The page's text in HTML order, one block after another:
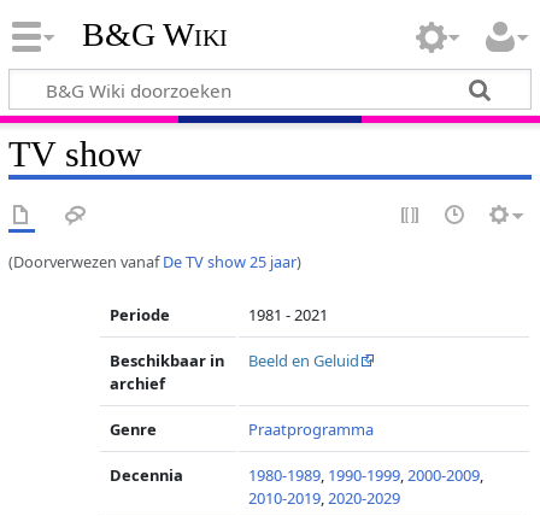
B&G Wiki
TV show
(Doorverwezen vanafDe TV show 25 jaar)
Periode 1981 - 2021
Beschikbaar in
archief
Beeld en Geluid
Genre Praatprogramma
Decennia 1980-1989, 1990-1999,2000-2009,
2010-2019,2020-2029